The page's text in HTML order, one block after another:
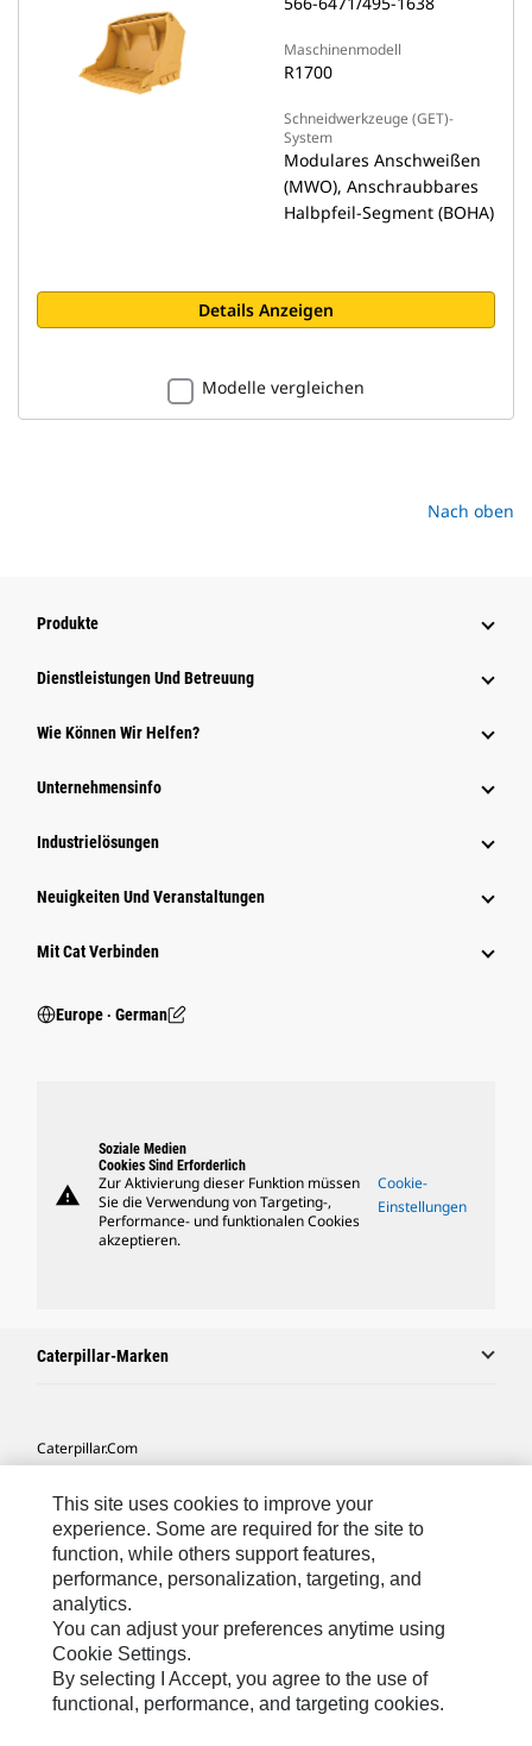
Maschinenmodell
R1700
Schneidwerkzeuge (GET)-
System
Modulares Anschweißen
(MWO), Anschraubbares
Halbpfeil-Segment (BOHA)
Details Anzeigen
Modelle vergleichen
Nach oben
Produkte
Dienstleistungen Und Betreuung
Wie Können Wir Helfen?
Unternehmensinfo
Industrielösungen
Neuigkeiten Und Veranstaltungen
Mit Cat Verbinden
Europe ‧ German
warning
Soziale Medien
Cookies Sind Erforderlich
Zur Aktivierung dieser Funktion müssen
Sie die Verwendung von Targeting-,
Performance- und funktionalen Cookies
akzeptieren.
Cookie-
Einstellungen
Caterpillar-Marken
Caterpillar.com
Meine Marketing-Präferenzen
Seitenübersicht
Cookie Settings
Rechtliche Hinweise
Datenschutz
This site uses cookies to improve your
experience. Some are required for the site to
function, while others support features,
performance, personalization, targeting, and
analytics.
You can adjust your preferences anytime using
Cookie Settings.
By selecting I Accept, you agree to the use of
functional, performance, and targeting cookies.